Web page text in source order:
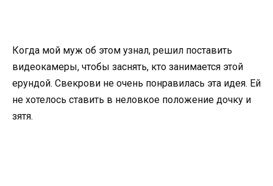
Когда мой муж об этом узнал, решил поставить
видеокамеры, чтобы заснять, кто занимается этой
ерундой. Свекрови не очень понравилась эта идея. Ей
не хотелось ставить в неловкое положение дочку и
зятя.